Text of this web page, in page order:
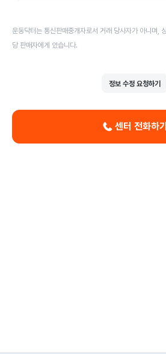
운동닥터는 통신판매중개자로서 거래 당사자가 아니며,
당 판매자에게 있습니다.
정보 수정 요청하기
센터 전화하기